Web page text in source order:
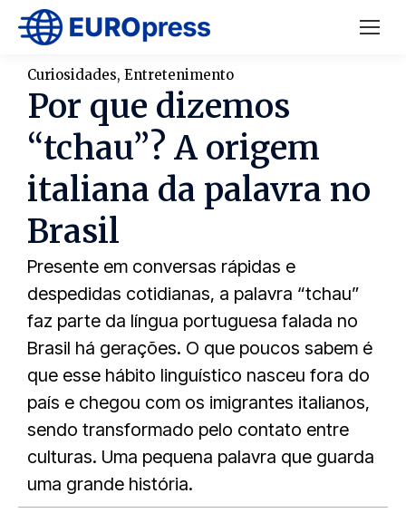
Curiosidades, Entretenimento
Por que dizemos
“tchau”? A origem
italiana da palavra no
Brasil
Presente em conversas rápidas e
despedidas cotidianas, a palavra “tchau”
faz parte da língua portuguesa falada no
Brasil há gerações. O que poucos sabem é
que esse hábito linguístico nasceu fora do
país e chegou com os imigrantes italianos,
sendo transformado pelo contato entre
culturas. Uma pequena palavra que guarda
uma grande história.